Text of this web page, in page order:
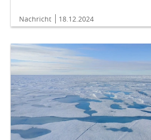
Nachricht 18.12.2024